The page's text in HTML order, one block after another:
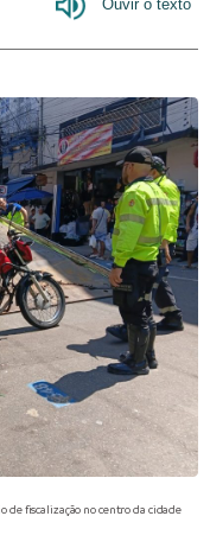
de fiscalização no centro da cidade